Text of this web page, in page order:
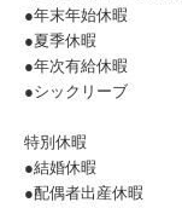
●年末年始休暇
●夏季休暇
●年次有給休暇
●シックリーブ
特別休暇
●結婚休暇
●配偶者出産休暇